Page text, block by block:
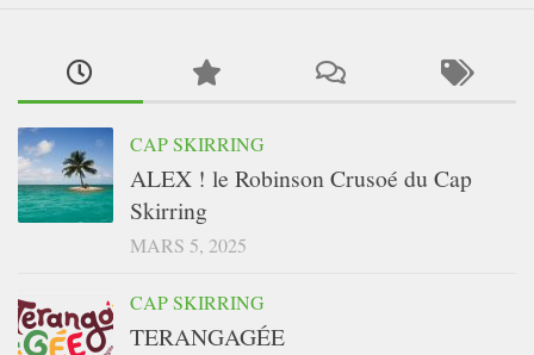
CAP SKIRRING
ALEX ! le Robinson Crusoé du Cap
Skirring
MARS 5, 2025
CAP SKIRRING
TERANGAGÉE